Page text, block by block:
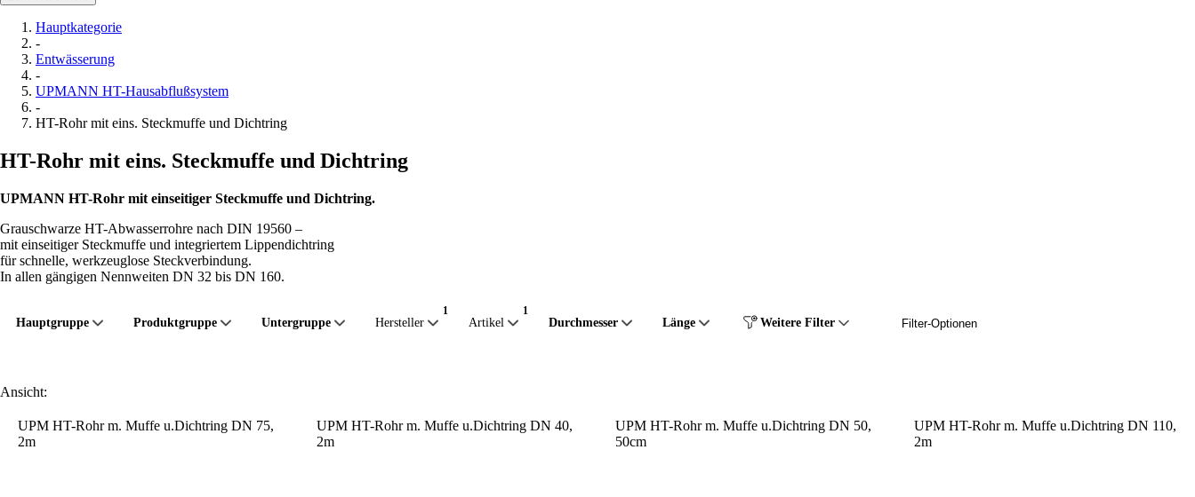
Hauptkategorie
-
Entwässerung
-
UPMANN HT-Hausabflußsystem
-
HT-Rohr mit eins. Steckmuffe und Dichtring
HT-Rohr mit eins. Steckmuffe und Dichtring
UPMANN HT-Rohr mit einseitiger Steckmuffe und Dichtring.
Grauschwarze HT-Abwasserrohre nach DIN 19560 –
mit einseitiger Steckmuffe und integriertem Lippendichtring
für schnelle, werkzeuglose Steckverbindung.
In allen gängigen Nennweiten DN 32 bis DN 160.
Hauptgruppe Produktgruppe Untergruppe Hersteller Artikel Durchmesser Länge Weitere Filter Filter-Optionen
Ansicht:
UPM HT-Rohr m. Muffe u.Dichtring DN 75,
2m
UPM HT-Rohr m. Muffe u.Dichtring DN 40,
2m
UPM HT-Rohr m. Muffe u.Dichtring DN 50,
50cm
UPM HT-Rohr m. Muffe u.Dichtring DN 110,
2m